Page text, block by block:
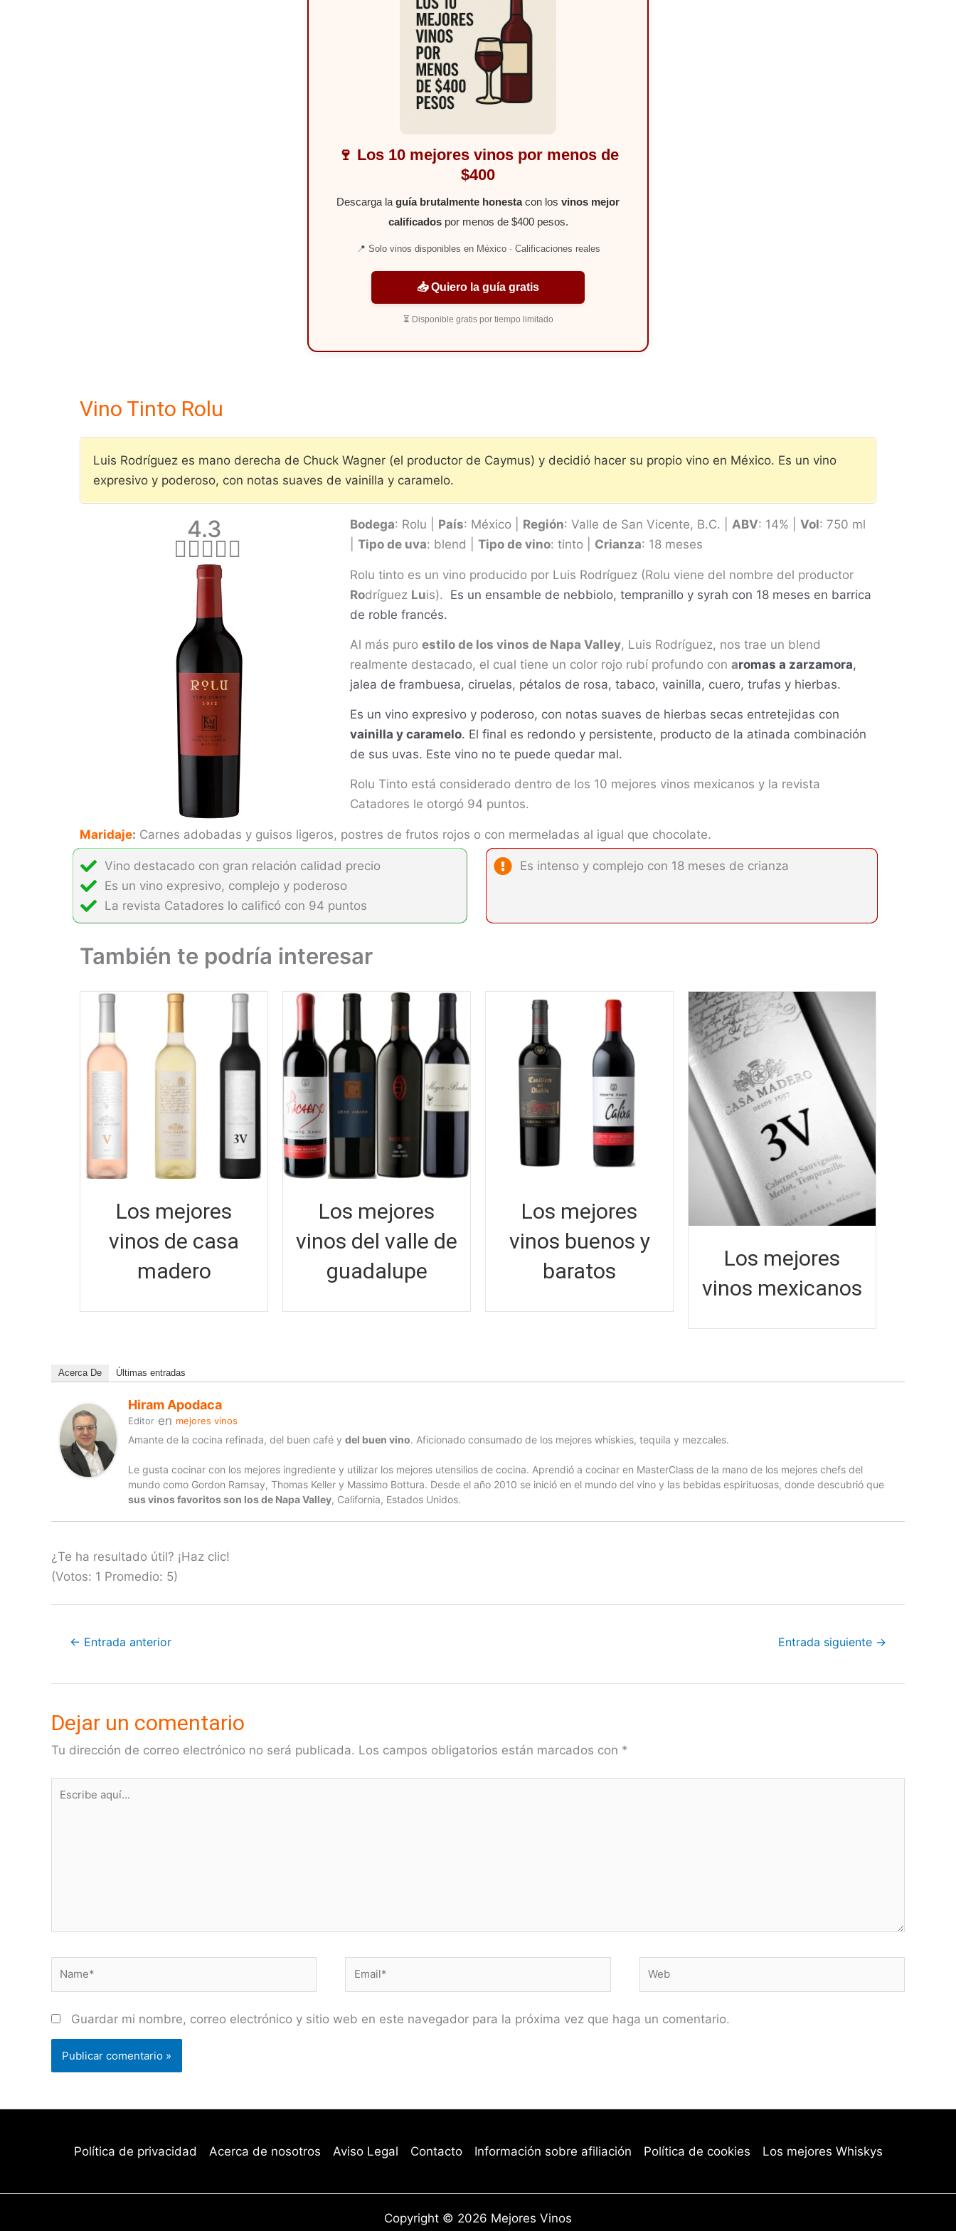
🍷 Los 10 mejores vinos por menos de
$400
Descarga la guía brutalmente honestacon los vinos mejor
calificadospor menos de $400 pesos.
📍 Solo vinos disponibles en México · Calificaciones reales
📥 Quiero la guía gratis
⏳ Disponible gratis por tiempo limitado
Vino Tinto Rolu
Luis Rodríguez es mano derecha de Chuck Wagner (el productor de Caymus) y decidió hacer su propio vino en México. Es un vino
expresivo y poderoso, con notas suaves de vainilla y caramelo.
4.3

d
o
c
o
n
4
e
5
Bodega: Rolu | País: México | Región: Valle de San Vicente, B.C. | ABV: 14% | Vol: 750 ml
Tipo de uva: blend | Tipo de vino: tinto | Crianza: 18 meses
Rolu tinto es un vino producido por Luis Rodríguez (Rolu viene del nombre del productor
Rodríguez Luis). Es un ensamble de nebbiolo, tempranillo y syrah con 18 meses en barrica
de roble francés.
Al más puro estilo de los vinos de Napa Valley, Luis Rodríguez, nos trae un blend
realmente destacado, el cual tiene un color rojo rubí profundo con aromas a zarzamora,
jalea de frambuesa, ciruelas, pétalos de rosa, tabaco, vainilla, cuero, trufas y hierbas.
Es un vino expresivo y poderoso, con notas suaves de hierbas secas entretejidas con
vainilla y caramelo. El final es redondo y persistente, producto de la atinada combinación
de sus uvas. Este vino no te puede quedar mal.
Rolu Tinto está considerado dentro de los 10 mejores vinos mexicanos y la revista
Catadores le otorgó 94 puntos.
Maridaje: Carnes adobadas y guisos ligeros, postres de frutos rojos o con mermeladas al igual que chocolate.
Vino destacado con gran relación calidad precio
Es un vino expresivo, complejo y poderoso
La revista Catadores lo calificó con 94 puntos
Es intenso y complejo con 18 meses de crianza
También te podría interesar
Los mejores
vinos de casa
madero
Los mejores
vinos del valle de
guadalupe
Los mejores
vinos buenos y
baratos
Los mejores
vinos mexicanos
Acerca De Últimas entradas
Hiram Apodaca
Editor en mejores vinos
Amante de la cocina refinada, del buen café y del buen vino. Aficionado consumado de los mejores whiskies, tequila y mezcales.
Le gusta cocinar con los mejores ingrediente y utilizar los mejores utensilios de cocina. Aprendió a cocinar en MasterClass de la mano de los mejores chefs del
mundo como Gordon Ramsay, Thomas Keller y Massimo Bottura. Desde el año 2010 se inició en el mundo del vino y las bebidas espirituosas, donde descubrió que
sus vinos favoritos son los de Napa Valley, California, Estados Unidos.
¿Te ha resultado útil? ¡Haz clic!
(Votos: 1 Promedio: 5)
← Entrada anterior Entrada siguiente →
Dejar un comentario
Tu dirección de correo electrónico no será publicada. Los campos obligatorios están marcados con *
Escribe
Name* Email* Web
Guardar mi nombre, correo electrónico y sitio web en este navegador para la próxima vez que haga un comentario.
Política de privacidad Acerca de nosotros Aviso Legal Contacto Información sobre afiliación Política de cookies Los mejores Whiskys
Copyright © 2026 Mejores Vinos